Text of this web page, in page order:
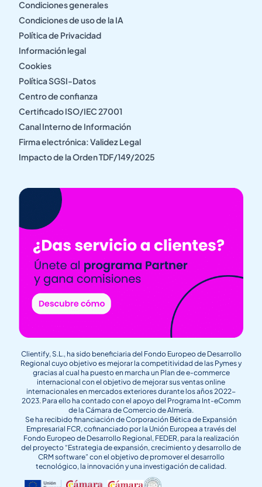
Condiciones generales
Condiciones de uso de la IA
Política de Privacidad
Información legal
Cookies
Política SGSI-Datos
Centro de confianza
Certificado ISO/IEC 27001
Canal Interno de Información
Firma electrónica: Validez Legal
Impacto de la Orden TDF/149/2025
Clientify, S.L., ha sido beneficiaria del Fondo Europeo de Desarrollo
Regional cuyo objetivo es mejorar la competitividad de las Pymes y
gracias al cual ha puesto en marcha un Plan de e-commerce
internacional con el objetivo de mejorar sus ventas online
internacionales en mercados exteriores durante los años 2022-
2023. Para ello ha contado con el apoyo del Programa Int-eComm
de la Cámara de Comercio de Almería.
Se ha recibido financiación de Corporación Bética de Expansión
Empresarial FCR, cofinanciado por la Unión Europea a través del
Fondo Europeo de Desarrollo Regional, FEDER, para la realización
del proyecto “Estrategia de expansión, crecimiento y desarrollo de
CRM software” con el objetivo de promover el desarrollo
tecnológico, la innovación y una investigación de calidad.